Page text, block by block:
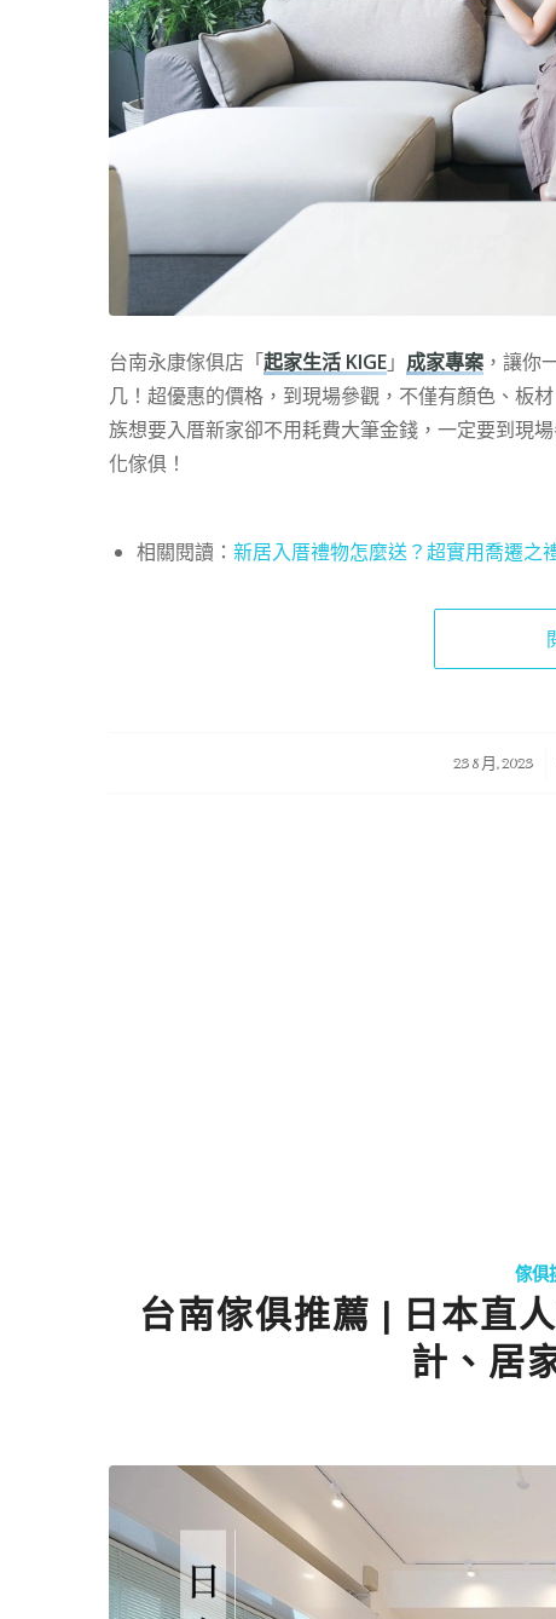
台南永康傢俱店「起家生活 KIGE」 成家專案 ，讓你
几！超優惠的價格，到現場參觀，不僅有顏色、板
族想要入厝新家卻不用耗費大筆金錢，一定要到現
化傢俱 ！
相關閱讀：新居入厝禮物怎麼送？超實用喬遷之
23 8 月, 2023
/
傢俱
台南傢俱推薦 | 日本直
計、居